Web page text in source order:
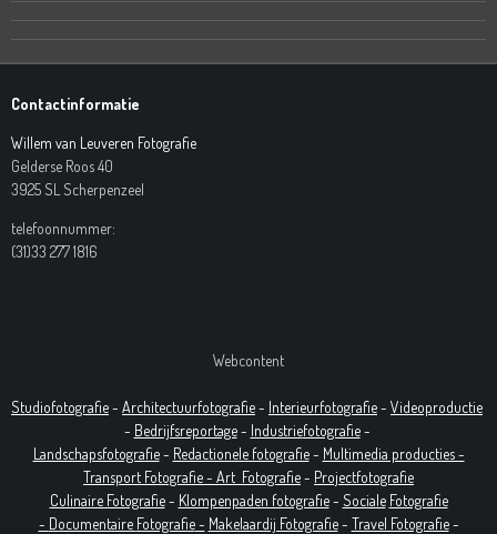
Contactinformatie
Willem van Leuveren Fotografie
Gelderse Roos 40
3925 SL Scherpenzeel
telefoonnummer:
(31)33 277 1816
Webcontent
Studiofotografie- Architectuurfotografie- Interieurfotografie- Videoproductie
- Bedrijfsreportage- Industriefotografie-
Landschapsfotografie- Redactionele fotografie- Multimedia producties -
Transport Fotografie - Art Fotografie- Projectfotografie
Culinaire Fotografie- Klompenpaden fotografie- Sociale Fotografie
- Documentaire Fotografie- Makelaardij Fotografie- Travel Fotografie-